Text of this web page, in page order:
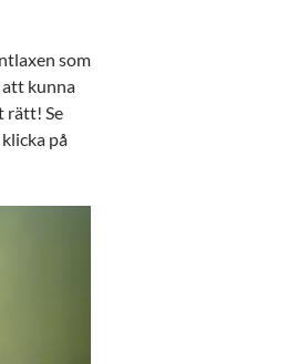
som
att kunna
rätt! Se
på